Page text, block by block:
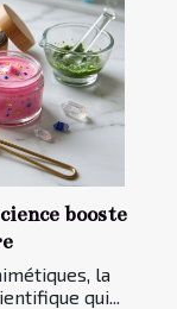
booste
la
qui...